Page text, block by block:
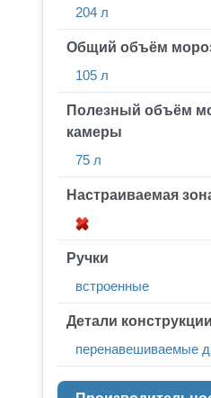
204 л
Общий объём
105 л
Полезный объём
камеры
75 л
Настраиваемая
Ручки
встроенные
Детали конструкции
перенавешиваемые